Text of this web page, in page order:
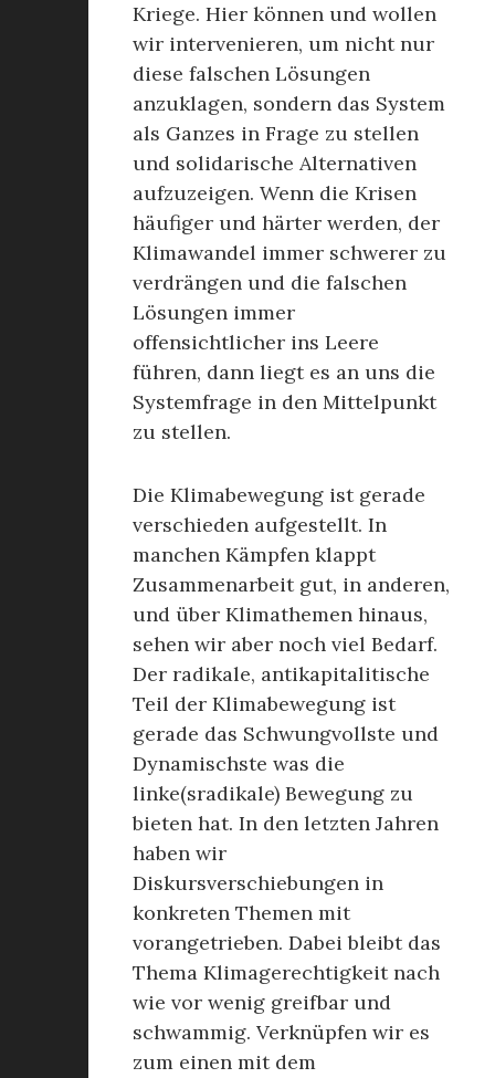
Kriege. Hier können und wollen
wir intervenieren, um nicht nur
diese falschen Lösungen
anzuklagen, sondern das System
als Ganzes in Frage zu stellen
und solidarische Alternativen
aufzuzeigen. Wenn die Krisen
häufiger und härter werden, der
Klimawandel immer schwerer zu
verdrängen und die falschen
Lösungen immer
offensichtlicher ins Leere
führen, dann liegt es an uns die
Systemfrage in den Mittelpunkt
zu stellen.
Die Klimabewegung ist gerade
verschieden aufgestellt. In
manchen Kämpfen klappt
Zusammenarbeit gut, in anderen,
und über Klimathemen hinaus,
sehen wir aber noch viel Bedarf.
Der radikale, antikapitalitische
Teil der Klimabewegung ist
gerade das Schwungvollste und
Dynamischste was die
linke(sradikale) Bewegung zu
bieten hat. In den letzten Jahren
haben wir
Diskursverschiebungen in
konkreten Themen mit
vorangetrieben. Dabei bleibt das
Thema Klimagerechtigkeit nach
wie vor wenig greifbar und
schwammig. Verknüpfen wir es
zum einen mit dem